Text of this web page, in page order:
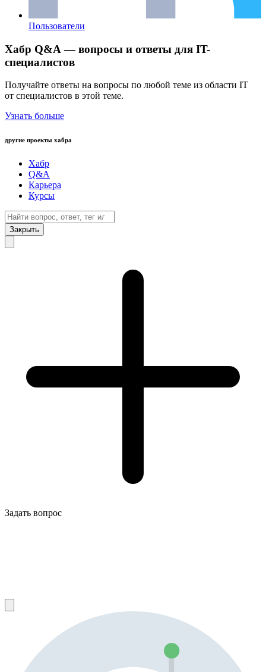
Пользователи
Хабр Q&A — вопросы и ответы для IT-
специалистов
Получайте ответы на вопросы по любой теме из области IT
от специалистов в этой теме.
Узнать больше
другие проекты хабра
Хабр
Q&A
Карьера
Курсы
Закрыть
Задать вопрос